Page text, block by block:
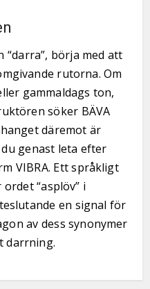
börja med att
rutorna. Om
gammaldags ton,
söker BÄVA
däremot är
genast leta efter
VIBRA. Ett språkligt
“asplöv” i
en signal för
av dess synonymer
darrning.